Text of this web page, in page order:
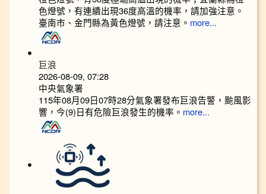
色燈號，有連續出現36度高溫的機率，請加強注意。
臺南市、金門縣為黃色燈號，請注意。 more...
巨浪
2026-08-09, 07:28
中央氣象署
115年08月09日07時28分氣象署發布巨浪告警，颱風影
響，今(9)日有危險巨浪發生的機率。 more...